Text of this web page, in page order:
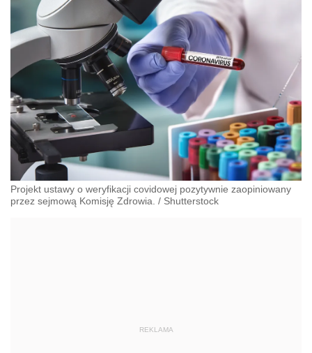
Projekt ustawy o weryfikacji covidowej pozytywnie zaopiniowany
przez sejmową Komisję Zdrowia. / Shutterstock